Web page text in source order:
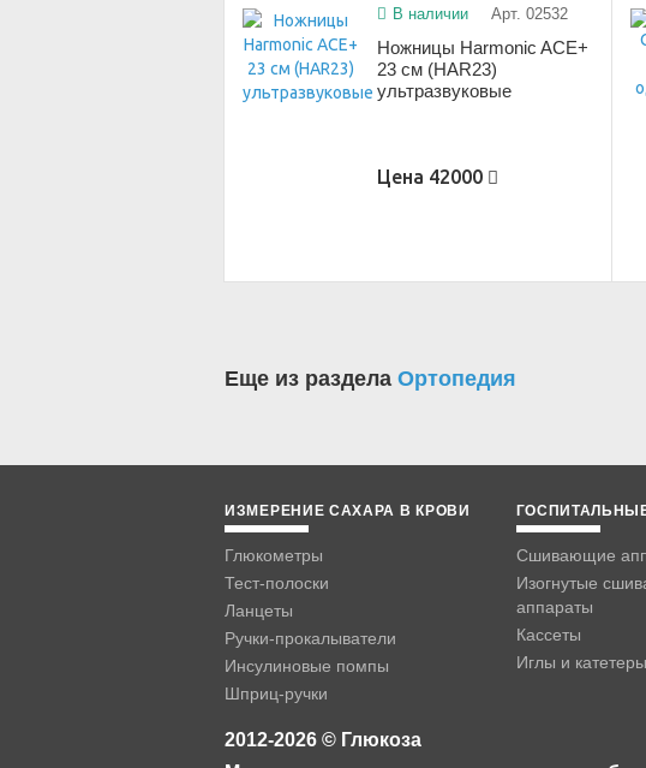
В наличии Арт. 02532
Ножницы Harmonic ACE+
23 см (HAR23)
ультразвуковые
Цена 42000
Еще из раздела Ортопедия
ИЗМЕРЕНИЕ САХАРА В КРОВИ
Глюкометры
Тест-полоски
Ланцеты
Ручки-прокалыватели
Инсулиновые помпы
Шприц-ручки
Сшивающие
Изогнутые
аппараты
Кассеты
Иглы и катетеры
2012-2026 © Глюкоза